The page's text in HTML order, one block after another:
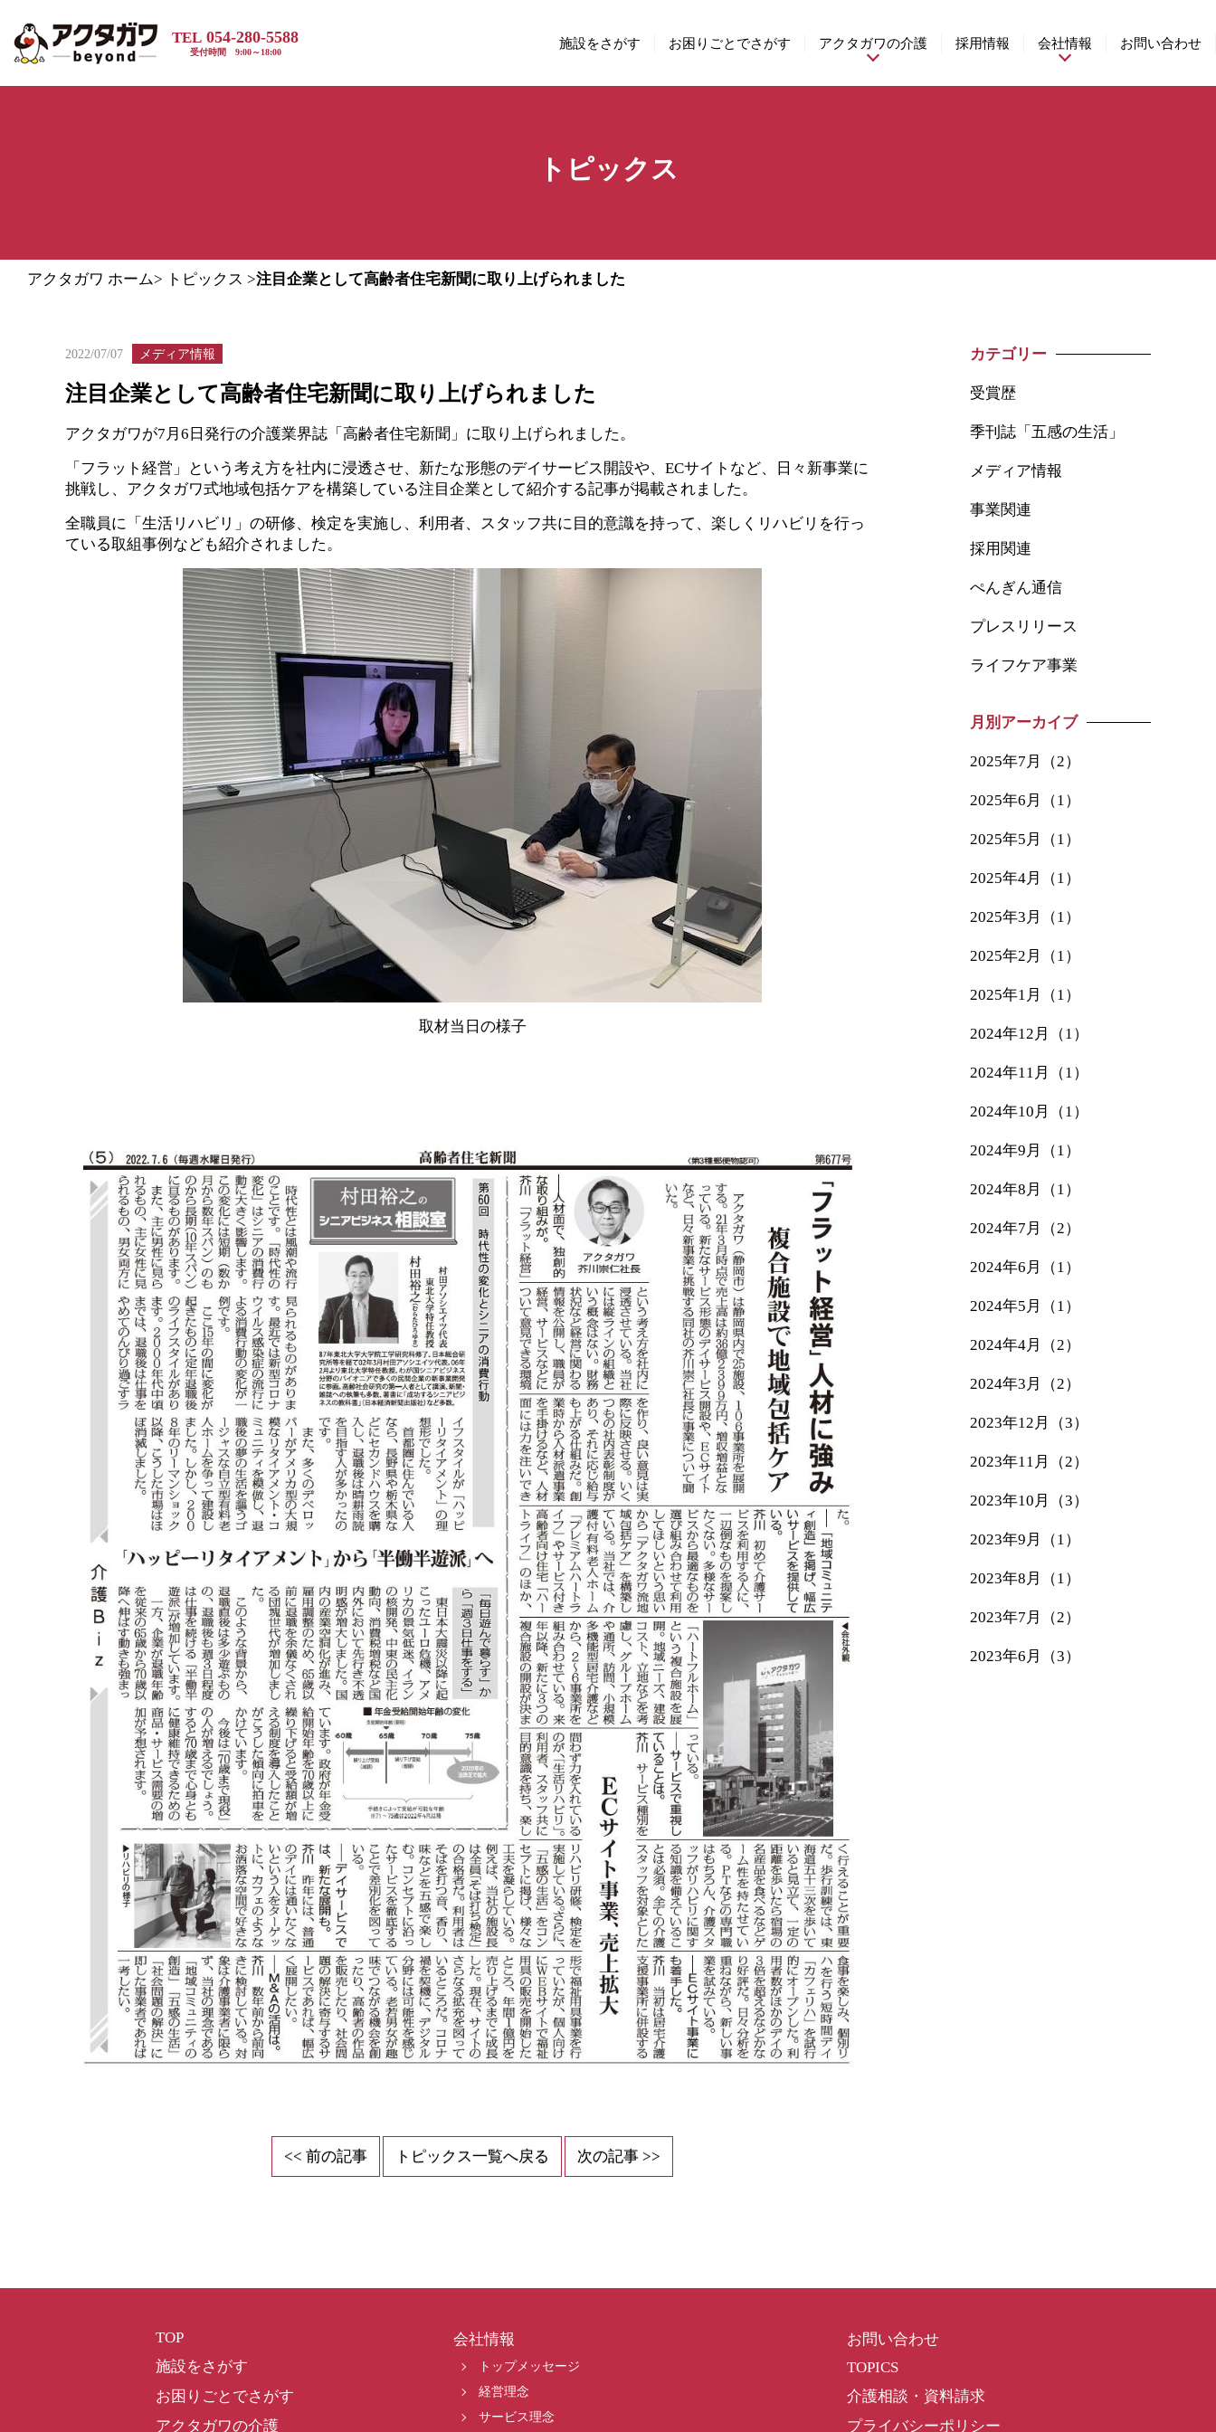
TEL 054-280-5588
受付時間 9:00～18:00
施設をさがす お困りごとでさがす アクタガワの介護 採用情報 会社情報 お問い合わせ
トピックス
アクタガワ ホーム> トピックス >注目企業として高齢者住宅新聞に取り上げられました
2022/07/07 メディア情報
注目企業として高齢者住宅新聞に取り上げられました
アクタガワが7月6日発行の介護業界誌「高齢者住宅新聞」に取り上げられました。
「フラット経営」という考え方を社内に浸透させ、新たな形態のデイサービス開設や、ECサイトなど、日々新事業に
挑戦し、アクタガワ式地域包括ケアを構築している注目企業として紹介する記事が掲載されました。
全職員に「生活リハビリ」の研修、検定を実施し、利用者、スタッフ共に目的意識を持って、楽しくリハビリを行っ
ている取組事例なども紹介されました。
取材当日の様子
<< 前の記事 トピックス一覧へ戻る 次の記事 >>
カテゴリー
受賞歴
季刊誌「五感の生活」
メディア情報
事業関連
採用関連
ぺんぎん通信
プレスリリース
ライフケア事業
月別アーカイブ
2025年7月（2）
2025年6月（1）
2025年5月（1）
2025年4月（1）
2025年3月（1）
2025年2月（1）
2025年1月（1）
2024年12月（1）
2024年11月（1）
2024年10月（1）
2024年9月（1）
2024年8月（1）
2024年7月（2）
2024年6月（1）
2024年5月（1）
2024年4月（2）
2024年3月（2）
2023年12月（3）
2023年11月（2）
2023年10月（3）
2023年9月（1）
2023年8月（1）
2023年7月（2）
2023年6月（3）
TOP
施設をさがす
お困りごとでさがす
アクタガワの介護
会社情報
トップメッセージ
経営理念
サービス理念
お問い合わせ
TOPICS
介護相談・資料請求
プライバシーポリシー